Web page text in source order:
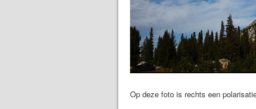
Op deze foto is rechts een